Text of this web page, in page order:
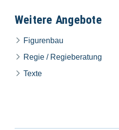
Weitere Angebote
Figurenbau
Regie / Regieberatung
Texte